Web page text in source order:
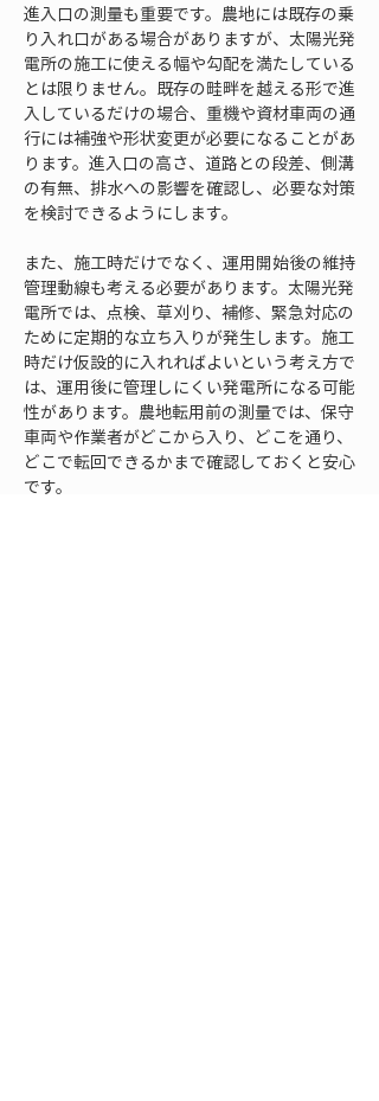
進入口の測量も重要です。農地には既存の乗
り入れ口がある場合がありますが、太陽光発
電所の施工に使える幅や勾配を満たしている
とは限りません。既存の畦畔を越える形で進
入しているだけの場合、重機や資材車両の通
行には補強や形状変更が必要になることがあ
ります。進入口の高さ、道路との段差、側溝
の有無、排水への影響を確認し、必要な対策
を検討できるようにします。
また、施工時だけでなく、運用開始後の維持
管理動線も考える必要があります。太陽光発
電所では、点検、草刈り、補修、緊急対応の
ために定期的な立ち入りが発生します。施工
時だけ仮設的に入れればよいという考え方で
は、運用後に管理しにくい発電所になる可能
性があります。農地転用前の測量では、保守
車両や作業者がどこから入り、どこを通り、
どこで転回できるかまで確認しておくと安心
です。